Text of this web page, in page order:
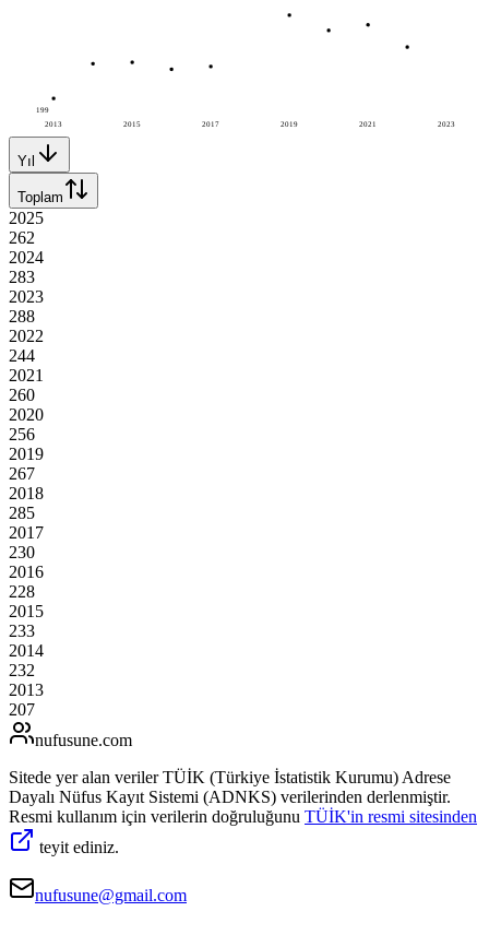
2013 2015 2017 2019 2021 2023
199
Yıl
Toplam
2025
262
2024
283
2023
288
2022
244
2021
260
2020
256
2019
267
2018
285
2017
230
2016
228
2015
233
2014
232
2013
207
nufusune.com
Sitede yer alan veriler TÜİK (Türkiye İstatistik Kurumu) Adrese
Dayalı Nüfus Kayıt Sistemi (ADNKS) verilerinden derlenmiştir.
Resmi kullanım için verilerin doğruluğunu TÜİK'in resmi sitesinden
teyit ediniz.
nufusune@gmail.com